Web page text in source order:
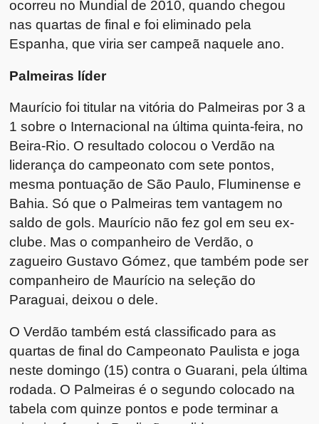
ocorreu no Mundial de 2010, quando chegou
nas quartas de final e foi eliminado pela
Espanha, que viria ser campeã naquele ano.
Palmeiras líder
Maurício foi titular na vitória do Palmeiras por 3 a
1 sobre o Internacional na última quinta-feira, no
Beira-Rio. O resultado colocou o Verdão na
liderança do campeonato com sete pontos,
mesma pontuação de São Paulo, Fluminense e
Bahia. Só que o Palmeiras tem vantagem no
saldo de gols. Maurício não fez gol em seu ex-
clube. Mas o companheiro de Verdão, o
zagueiro Gustavo Gómez, que também pode ser
companheiro de Maurício na seleção do
Paraguai, deixou o dele.
O Verdão também está classificado para as
quartas de final do Campeonato Paulista e joga
neste domingo (15) contra o Guarani, pela última
rodada. O Palmeiras é o segundo colocado na
tabela com quinze pontos e pode terminar a